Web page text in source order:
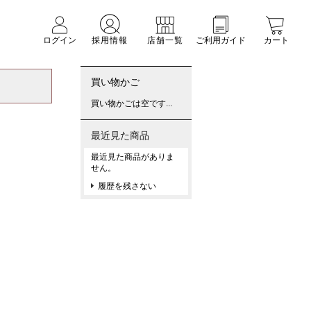
ログイン
採用情報 店舗一覧 ご利用ガイド カート
買い物かご
買い物かごは空です...
最近見た商品
最近見た商品がありま
せん。
履歴を残さない